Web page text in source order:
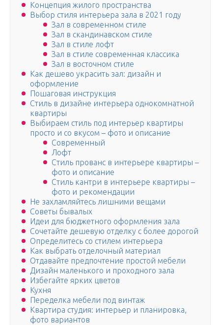
Концепция жилого пространства
Выбор стиля интерьера зала в 2021 году
Зал в современном стиле
Зал в скандинавском стиле
Зал в стиле лофт
Зал в стиле современная классика
Зал в восточном стиле
Как дешево украсить зал: дизайн и
оформление
Пошаговая инструкция
Стиль в дизайне интерьера однокомнатной
квартиры
Выбираем стиль под интерьер квартиры
просто и со вкусом – фото и описание
Современный
Лофт
Стиль прованс в интерьере квартиры –
фото и описание
Стиль кантри в интерьере квартиры –
фото и рекомендации
Не захламляйтесь лишними вещами
Советы бывалых
Идеи для бюджетного оформления зала
Сочетайте дешевую отделку с более дорогой
Определитесь со стилем интерьера
Как выбрать отделочный материал
Отдавайте предпочтение простой мебели
Дизайн маленького и проходного зала
Избегайте ярких цветов
Кухня
Переделка мебели под винтаж
Квартира студия: интерьер и планировка,
фото вариантов